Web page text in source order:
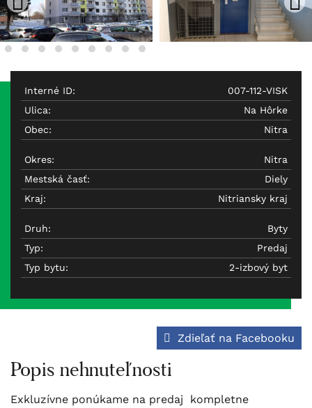
Interné ID:
007-112-VISK
Ulica:
Na Hôrke
Obec:
Nitra
Okres:
Nitra
Mestská časť:
Diely
Kraj:
Nitriansky kraj
Druh:
Byty
Typ:
Predaj
Typ bytu:
2-izbový byt
Popis nehnuteľnosti
Zdieľať na Facebooku
Exkluzívne ponúkame na predaj kompletne